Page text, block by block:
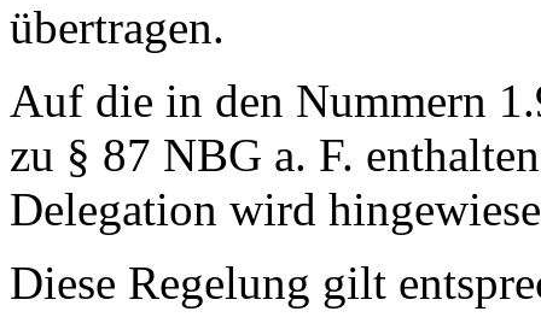
übertragen.
Auf die in den Nummern
zu § 87 NBG a. F.
Delegation wird
Diese Regelung gilt